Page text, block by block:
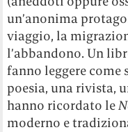
un’anonima
viaggio, la
l’abbandono. Un
fanno leggere come
poesia, una rivista,
hanno ricordato le
moderno e